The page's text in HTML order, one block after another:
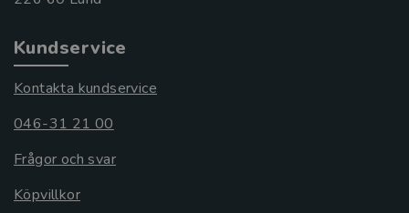
Kundservice
Kontakta kundservice
046-31 21 00
Frågor och svar
Köpvillkor